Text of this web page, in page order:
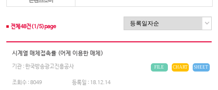
전체 48건(1 /5)page
시계열 매체접촉률 (어제 이용한 매체)
기관 : 한국방송광고진흥공사 SHEET
CHART
FILE
조회수 :8049 등록일 : 18.12.14